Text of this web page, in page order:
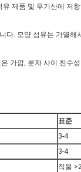
제품 및 무기산에 저
다. 모양 섬유는 가열
가깝, 분자 사이 친수
표준
3-4
3-4
직물